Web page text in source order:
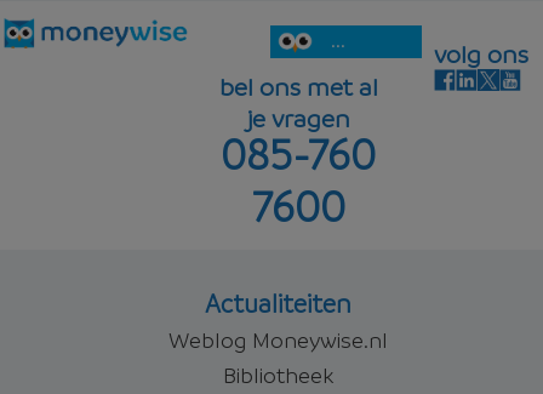
...
bel ons met al
je vragen
085-760
7600
volg ons
Actualiteiten
Weblog Moneywise.nl
Bibliotheek